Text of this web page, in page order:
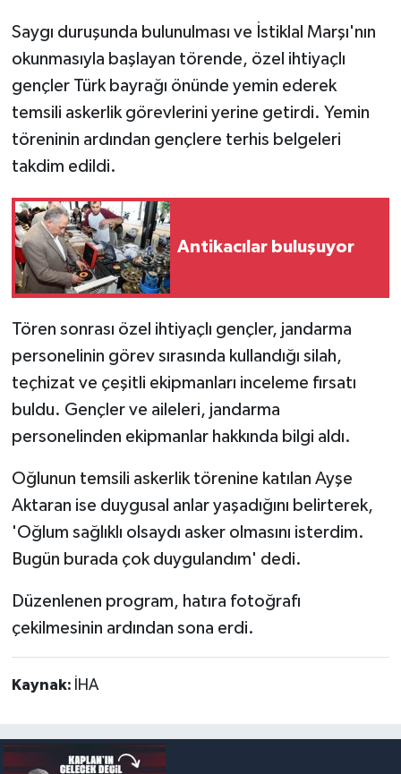
Saygı duruşunda bulunulması ve İstiklal Marşı'nın
okunmasıyla başlayan törende, özel ihtiyaçlı
gençler Türk bayrağı önünde yemin ederek
temsili askerlik görevlerini yerine getirdi. Yemin
töreninin ardından gençlere terhis belgeleri
takdim edildi.
Antikacılar buluşuyor
Tören sonrası özel ihtiyaçlı gençler, jandarma
personelinin görev sırasında kullandığı silah,
teçhizat ve çeşitli ekipmanları inceleme fırsatı
buldu. Gençler ve aileleri, jandarma
personelinden ekipmanlar hakkında bilgi aldı.
Oğlunun temsili askerlik törenine katılan Ayşe
Aktaran ise duygusal anlar yaşadığını belirterek,
'Oğlum sağlıklı olsaydı asker olmasını isterdim.
Bugün burada çok duygulandım' dedi.
Düzenlenen program, hatıra fotoğrafı
çekilmesinin ardından sona erdi.
Kaynak: İHA